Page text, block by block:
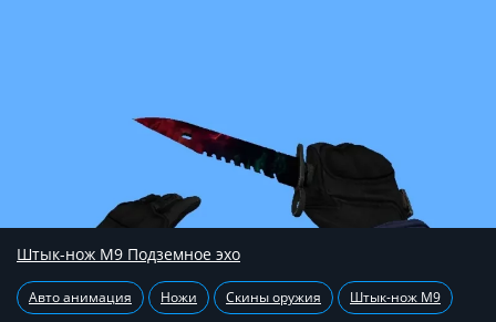
Штык-нож М9 Подземное эхо
Авто анимация Ножи Скины оружия Штык-нож М9